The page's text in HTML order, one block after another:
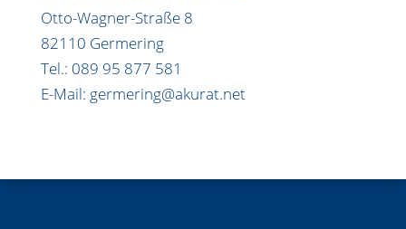
Otto-Wagner-Straße 8
82110 Germering
Tel.: 089 95 877 581
E-Mail: germering@akurat.net